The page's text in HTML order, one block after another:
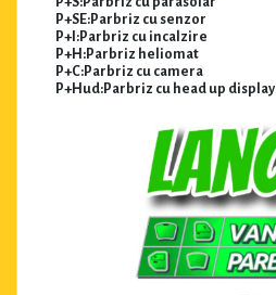
P+SE:Parbriz cu senzor
P+I:Parbriz cu incalzire
P+H:Parbriz heliomat
P+C:Parbriz cu camera
P+Hud:Parbriz cu head up display